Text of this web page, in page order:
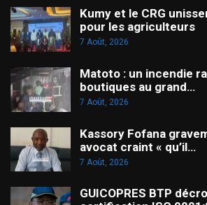
Kumy et le CRG
pour les agriculteurs
7 Août, 2026
Matoto : un incendie
boutiques au grand…
7 Août, 2026
Kassory Fofana
avocat craint « qu’il…
7 Août, 2026
GUICOPRES BTP